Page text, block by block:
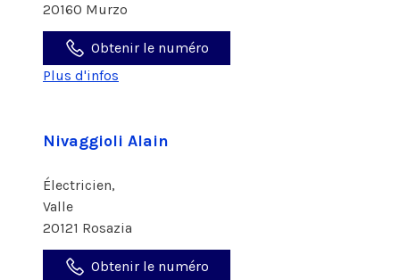
20160 Murzo
Obtenir le numéro
Plus d'infos
Nivaggioli Alain
Électricien,
Valle
20121 Rosazia
Obtenir le numéro